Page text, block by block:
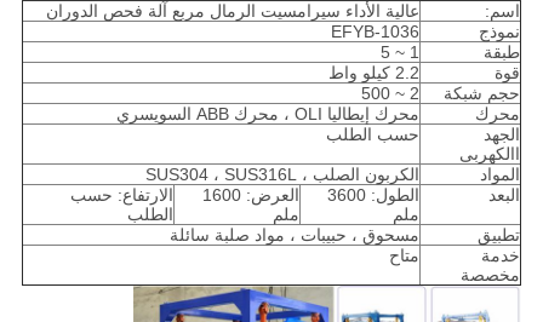
اسم:
عالية الأداء سيرامسيت الرمال مربع آلة فحص الدوران
نموذج
EFYB-1036
طبقة
1 ~ 5
قوة
2.2 كيلو واط
حجم شبكة
2 ~ 500
محرك
محرك إيطاليا OLI ، محرك ABB السويسري
الجهد
االكهربى
حسب الطلب
المواد
الكربون الصلب ، SUS304 ، SUS316L
البعد
الطول: 3600
ملم
العرض: 1600
ملم
الارتفاع: حسب
الطلب
تطبيق
مسحوق ، حبيبات ، مواد صلبة سائلة
خدمة
مخصصة
متاح